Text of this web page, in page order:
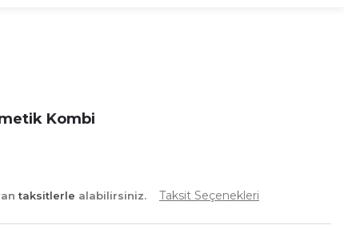
Kombi
taksitlerle alabilirsiniz. Taksit Seçenekleri